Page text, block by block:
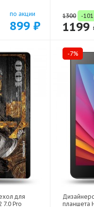
по акции
899 ₽
1300 -101
1199
для
7.0 Pro
-7%
планшета